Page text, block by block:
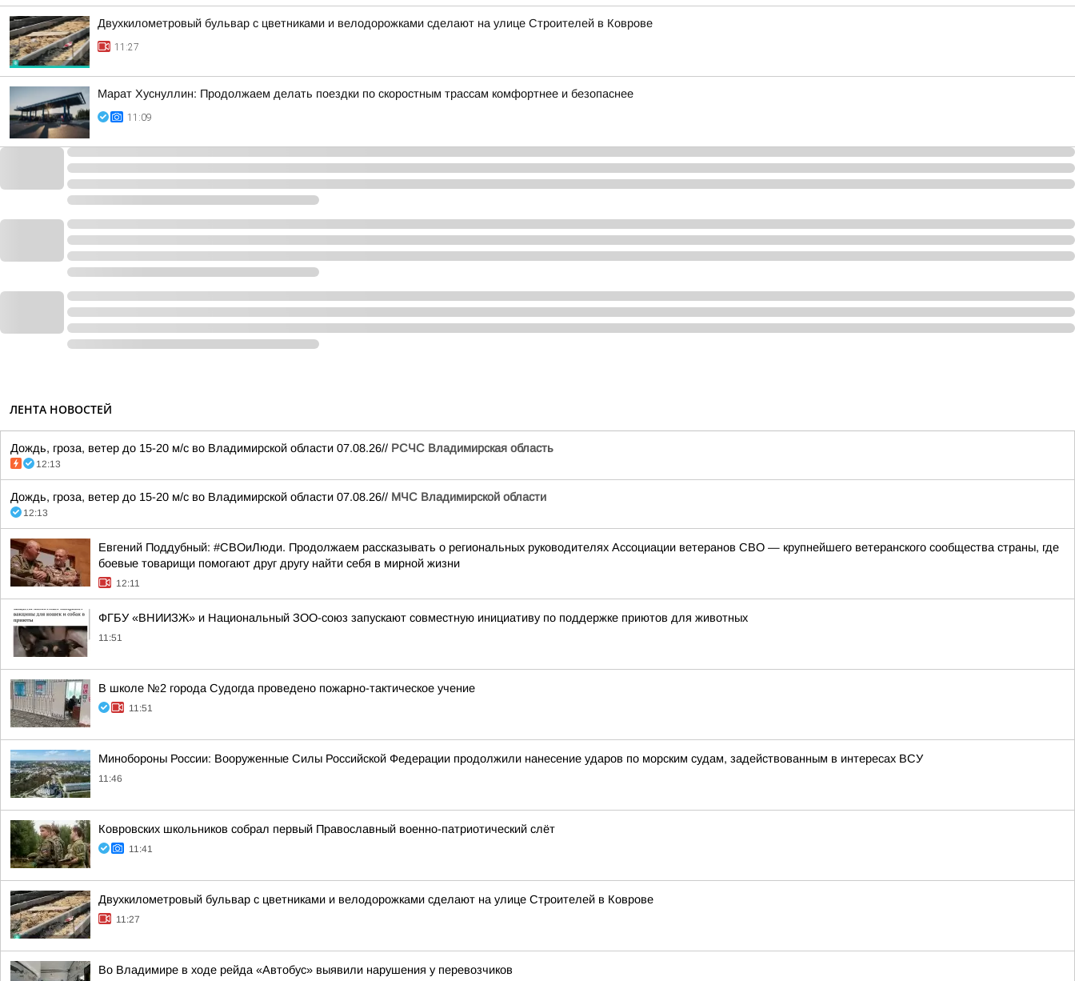
Двухкилометровый бульвар с цветниками и велодорожками сделают на улице Строителей в Коврове
11:27
Марат Хуснуллин: Продолжаем делать поездки по скоростным трассам комфортнее и безопаснее
11:09
ЛЕНТА НОВОСТЕЙ
Дождь, гроза, ветер до 15-20 м/с во Владимирской области 07.08.26// РСЧС Владимирская область
12:13
Дождь, гроза, ветер до 15-20 м/с во Владимирской области 07.08.26// МЧС Владимирской области
12:13
Евгений Поддубный: #СВОиЛюди. Продолжаем рассказывать о региональных руководителях Ассоциации ветеранов СВО — крупнейшего ветеранского сообщества страны, где
боевые товарищи помогают друг другу найти себя в мирной жизни
12:11
ФГБУ «ВНИИЗЖ» и Национальный ЗОО-союз запускают совместную инициативу по поддержке приютов для животных
11:51
В школе №2 города Судогда проведено пожарно-тактическое учение
11:51
Минобороны России: Вооруженные Силы Российской Федерации продолжили нанесение ударов по морским судам, задействованным в интересах ВСУ
11:46
Ковровских школьников собрал первый Православный военно-патриотический слёт
11:41
Двухкилометровый бульвар с цветниками и велодорожками сделают на улице Строителей в Коврове
11:27
Во Владимире в ходе рейда «Автобус» выявили нарушения у перевозчиков